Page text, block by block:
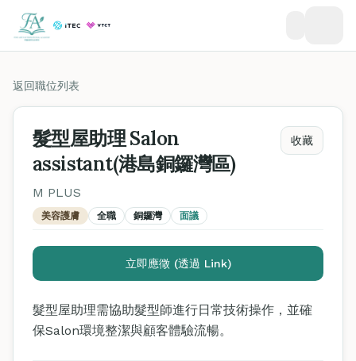
返回職位列表
髮型屋助理 Salon
assistant(港島銅鑼灣區)
M PLUS
收藏
美容護膚 全職 銅鑼灣 面議
立即應徵 (透過 Link)
髮型屋助理需協助髮型師進行日常技術操作，並確
保Salon環境整潔與顧客體驗流暢。